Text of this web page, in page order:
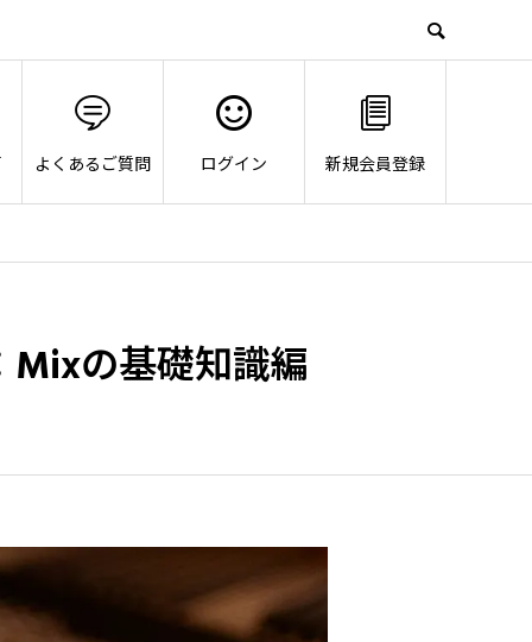
よくあるご質問 ログイン 新規会員登録
の基礎知識編